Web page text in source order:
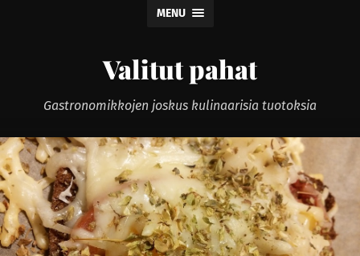
MENU
Valitut pahat
Gastronomikkojen joskus kulinaarisia tuotoksia